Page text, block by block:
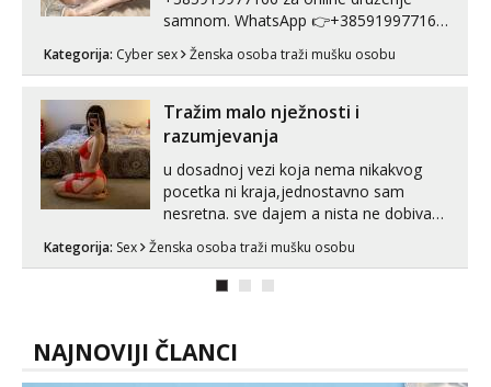
samnom. WhatsApp 👉+385919977166
Telegram 👉@enafriedrichkis Radim
videopozive s licem, solo i s partnerom,
kombinacije halteri, haljine, štikle,
samostojeće itd. Nudim svakakva videa
seksa, puš...
Kategorija: Cyber sex Ženska osoba traži mušku osobu
Tražim malo nježnosti i
razumjevanja
u dosadnoj vezi koja nema nikakvog
pocetka ni kraja,jednostavno sam
nesretna. sve dajem a nista ne dobivam
zadovoljiti moje potrebe,ne trazim puno
samo malo njeznosti i razumjevanja.
muskar...
Kategorija: Sex Ženska osoba traži mušku osobu
NAJNOVIJI ČLANCI